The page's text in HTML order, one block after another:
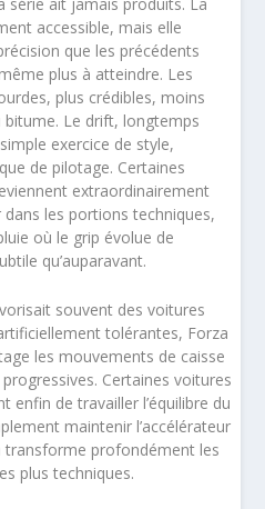
série ait jamais produits. La
accessible, mais elle
que les précédents
plus à atteindre. Les
plus crédibles, moins
Le drift, longtemps
exercice de style,
de pilotage. Certaines
extraordinairement
les portions techniques,
où le grip évolue de
qu’auparavant.
souvent des voitures
tolérantes, Forza
les mouvements de caisse
Certaines voitures
enfin de travailler l’équilibre du
maintenir l’accélérateur
profondément les
plus techniques.